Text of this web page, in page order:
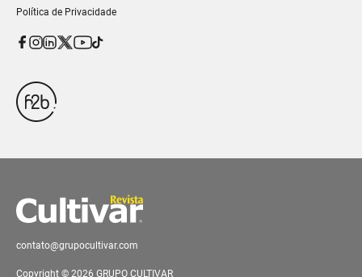
Política de Privacidade
contato@grupocultivar.com
Copyright © 2026 GRUPO CULTIVAR